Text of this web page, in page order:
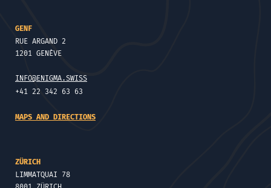
GENF
RUE ARGAND 2
1201 GENÈVE
INFO@ENIGMA.SWISS
+41 22 342 63 63
MAPS AND DIRECTIONS
ZÜRICH
LIMMATQUAI 78